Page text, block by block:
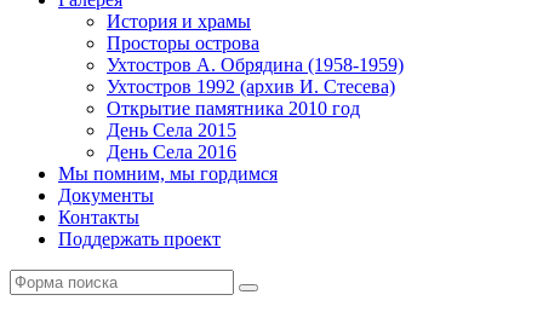
История и храмы
Просторы острова
Ухтостров А. Обрядина (1958-1959)
Ухтостров 1992 (архив И. Стесева)
Открытие памятника 2010 год
День Села 2015
День Села 2016
Мы помним, мы гордимся
Документы
Контакты
Поддержать проект
Поиск